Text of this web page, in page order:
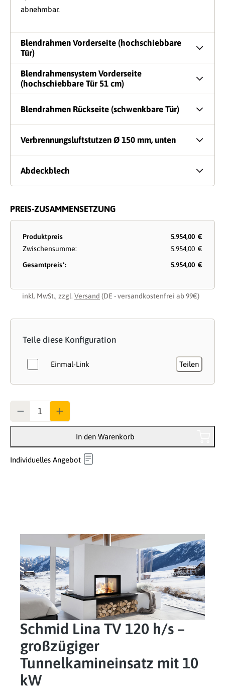
abnehmbar.
Blendrahmen Vorderseite (hochschiebbare
Tür)
Blendrahmensystem Vorderseite
(hochschiebbare Tür 51 cm)
Blendrahmen Rückseite (schwenkbare Tür)
Verbrennungsluftstutzen Ø 150 mm, unten
Abdeckblech
PREIS-ZUSAMMENSETZUNG
Produktpreis
5.954,00 €
Zwischensumme:
5.954,00 €
Gesamtpreis*:
5.954,00 €
inkl. MwSt., zzgl. Versand (DE - versandkostenfrei ab 99€)
Teile diese Konfiguration
Einmal-Link Teilen
In den Warenkorb
Individuelles Angebot
Schmid Lina TV 120 h/s –
großzügiger
Tunnelkamineinsatz mit 10
kW